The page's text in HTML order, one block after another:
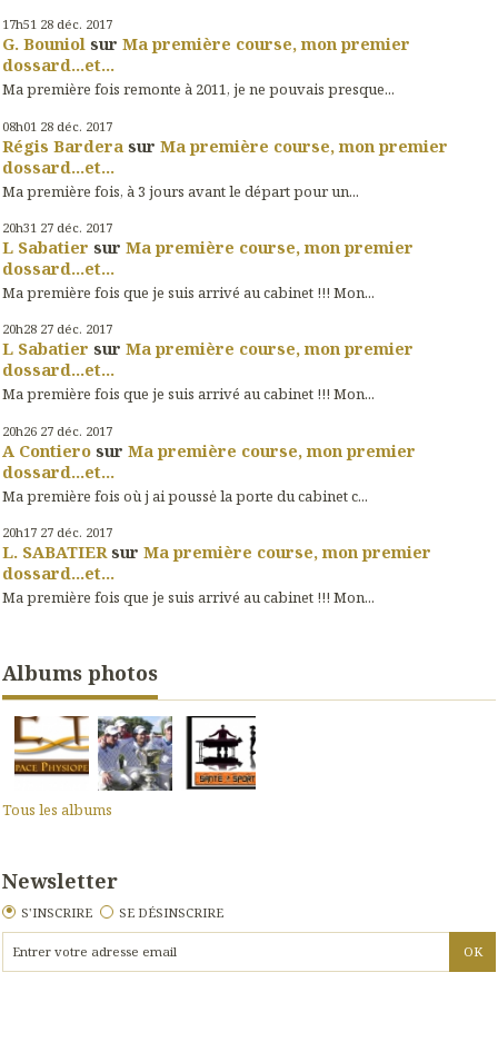
17h51 28 déc. 2017
G. Bouniol sur Ma première course, mon premier
dossard...et...
Ma première fois remonte à 2011, je ne pouvais presque...
08h01 28 déc. 2017
Régis Bardera sur Ma première course, mon premier
dossard...et...
Ma première fois, à 3 jours avant le départ pour un...
20h31 27 déc. 2017
L Sabatier sur Ma première course, mon premier
dossard...et...
Ma première fois que je suis arrivé au cabinet !!! Mon...
20h28 27 déc. 2017
L Sabatier sur Ma première course, mon premier
dossard...et...
Ma première fois que je suis arrivé au cabinet !!! Mon...
20h26 27 déc. 2017
A Contiero sur Ma première course, mon premier
dossard...et...
Ma première fois où j ai poussė la porte du cabinet c...
20h17 27 déc. 2017
L. SABATIER sur Ma première course, mon premier
dossard...et...
Ma première fois que je suis arrivé au cabinet !!! Mon...
Albums photos
Tous les albums
Newsletter
S'INSCRIRE SE DÉSINSCRIRE